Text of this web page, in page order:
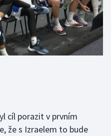
cíl porazit v prvním
že s Izraelem to bude